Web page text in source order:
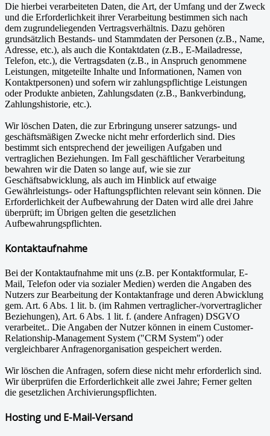
Die hierbei verarbeiteten Daten, die Art, der Umfang und der Zweck
und die Erforderlichkeit ihrer Verarbeitung bestimmen sich nach
dem zugrundeliegenden Vertragsverhältnis. Dazu gehören
grundsätzlich Bestands- und Stammdaten der Personen (z.B., Name,
Adresse, etc.), als auch die Kontaktdaten (z.B., E-Mailadresse,
Telefon, etc.), die Vertragsdaten (z.B., in Anspruch genommene
Leistungen, mitgeteilte Inhalte und Informationen, Namen von
Kontaktpersonen) und sofern wir zahlungspflichtige Leistungen
oder Produkte anbieten, Zahlungsdaten (z.B., Bankverbindung,
Zahlungshistorie, etc.).
Wir löschen Daten, die zur Erbringung unserer satzungs- und
geschäftsmäßigen Zwecke nicht mehr erforderlich sind. Dies
bestimmt sich entsprechend der jeweiligen Aufgaben und
vertraglichen Beziehungen. Im Fall geschäftlicher Verarbeitung
bewahren wir die Daten so lange auf, wie sie zur
Geschäftsabwicklung, als auch im Hinblick auf etwaige
Gewährleistungs- oder Haftungspflichten relevant sein können. Die
Erforderlichkeit der Aufbewahrung der Daten wird alle drei Jahre
überprüft; im Übrigen gelten die gesetzlichen
Aufbewahrungspflichten.
Kontaktaufnahme
Bei der Kontaktaufnahme mit uns (z.B. per Kontaktformular, E-
Mail, Telefon oder via sozialer Medien) werden die Angaben des
Nutzers zur Bearbeitung der Kontaktanfrage und deren Abwicklung
gem. Art. 6 Abs. 1 lit. b. (im Rahmen vertraglicher-/vorvertraglicher
Beziehungen), Art. 6 Abs. 1 lit. f. (andere Anfragen) DSGVO
verarbeitet.. Die Angaben der Nutzer können in einem Customer-
Relationship-Management System ("CRM System") oder
vergleichbarer Anfragenorganisation gespeichert werden.
Wir löschen die Anfragen, sofern diese nicht mehr erforderlich sind.
Wir überprüfen die Erforderlichkeit alle zwei Jahre; Ferner gelten
die gesetzlichen Archivierungspflichten.
Hosting und E-Mail-Versand